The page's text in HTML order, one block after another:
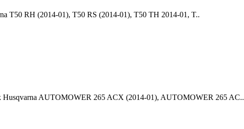
T50 RH (2014-01), T50 RS (2014-01), T50 TH 2014-01, T..
Husqvarna AUTOMOWER 265 ACX (2014-01), AUTOMOWER 265 AC..